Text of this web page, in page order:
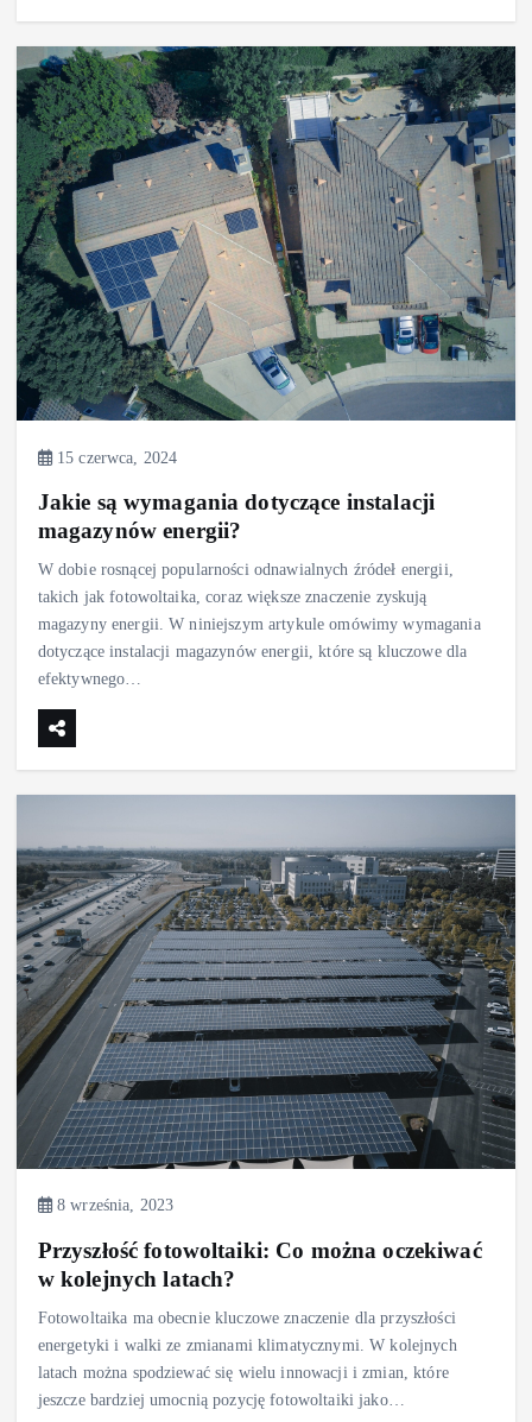
15 czerwca, 2024
Jakie są wymagania dotyczące instalacji
magazynów energii?
W dobie rosnącej popularności odnawialnych źródeł energii,
takich jak fotowoltaika, coraz większe znaczenie zyskują
magazyny energii. W niniejszym artykule omówimy wymagania
dotyczące instalacji magazynów energii, które są kluczowe dla
efektywnego…
8 września, 2023
Przyszłość fotowoltaiki: Co można oczekiwać
w kolejnych latach?
Fotowoltaika ma obecnie kluczowe znaczenie dla przyszłości
energetyki i walki ze zmianami klimatycznymi. W kolejnych
latach można spodziewać się wielu innowacji i zmian, które
jeszcze bardziej umocnią pozycję fotowoltaiki jako…